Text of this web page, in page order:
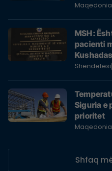
MSH:
pacienti
Shëndetësi
Siguria e
prioritet
Shfaq